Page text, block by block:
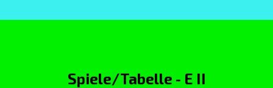
Spiele/Tabelle - E II